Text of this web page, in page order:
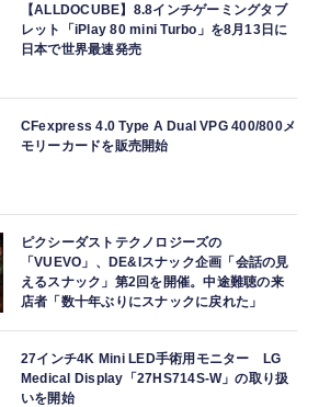
【ALLDOCUBE】8.8インチゲーミングタブ
レット「iPlay 80 mini Turbo」を8月13日に
日本で世界最速発売
CFexpress 4.0 Type A Dual VPG 400/800メ
モリーカードを販売開始
ピクシーダストテクノロジーズの
「VUEVO」、DE&Iスナック企画「会話の見
えるスナック」第2回を開催。中途難聴の来
店者「数十年ぶりにスナックに戻れた」
27インチ4K Mini LED手術用モニター LG
Medical Display「27HS714S-W」の取り扱
いを開始